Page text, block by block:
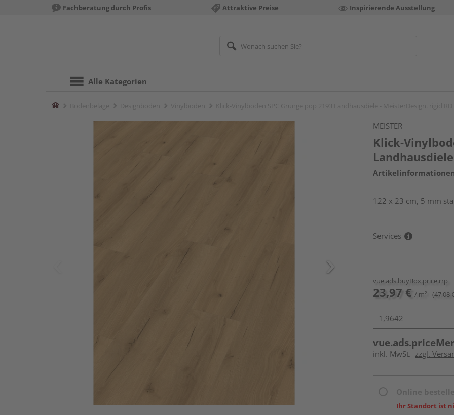
Fachberatung durch Profis Attraktive Preise Inspirierende Ausstellung
Alle Kategorien
Home
MEISTER
Klick-
122 x 23 cm, 5 mm
Services
vue.ads.buyBox.price.rrp
23,97 € / m² (47,08
inkl. MwSt. zzgl.
Ihr Standort ist